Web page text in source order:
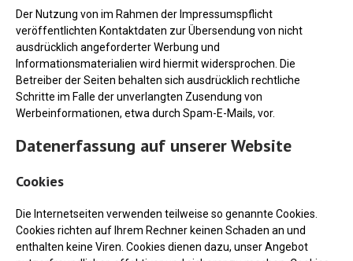
Der Nutzung von im Rahmen der Impressumspflicht
veröffentlichten Kontaktdaten zur Übersendung von nicht
ausdrücklich angeforderter Werbung und
Informationsmaterialien wird hiermit widersprochen. Die
Betreiber der Seiten behalten sich ausdrücklich rechtliche
Schritte im Falle der unverlangten Zusendung von
Werbeinformationen, etwa durch Spam-E-Mails, vor.
Datenerfassung auf unserer Website
Cookies
Die Internetseiten verwenden teilweise so genannte Cookies.
Cookies richten auf Ihrem Rechner keinen Schaden an und
enthalten keine Viren. Cookies dienen dazu, unser Angebot